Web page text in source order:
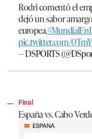
Rodri comentó el
dejó un sabor
europea.
pic.twitter.com/
— DSPORTS
Final
España vs. Cabo